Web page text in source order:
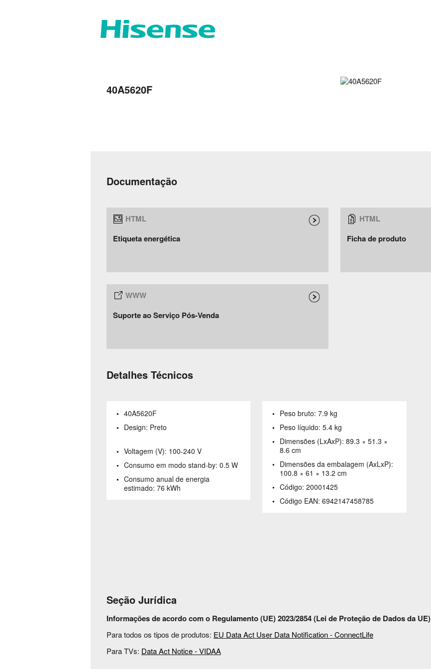
40A5620F
Documentação
Etiqueta energética Ficha de produto
Suporte ao Serviço Pós-Venda
Detalhes Técnicos
40A5620F
Design: Preto
Voltagem (V): 100-240 V
Consumo em modo stand-by: 0.5 W
Consumo anual de energia
estimado: 76 kWh
Peso bruto:7.9 kg
Peso líquido:5.4 kg
Dimensões (LxAxP):89.3 × 51.3 ×
8.6 cm
Dimensões da embalagem (AxLxP):
100.8 × 61 × 13.2 cm
Código:20001425
Código EAN:6942147458785
Seção Jurídica
Informações de acordo com o Regulamento (UE) 2023/2854 (Lei de Proteção de Dados da UE)
Para todos os tipos de produtos: EU Data Act User Data Notification - ConnectLife
Para TVs: Data Act Notice - VIDAA